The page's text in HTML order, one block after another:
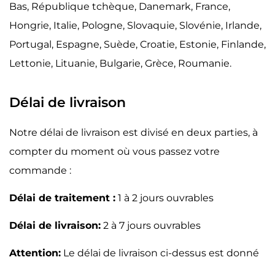
Bas, République tchèque, Danemark, France,
Hongrie, Italie, Pologne, Slovaquie, Slovénie, Irlande,
Portugal, Espagne, Suède, Croatie, Estonie, Finlande,
Lettonie, Lituanie, Bulgarie, Grèce, Roumanie.
Délai de livraison
Notre délai de livraison est divisé en deux parties, à
compter du moment où vous passez votre
commande :
Délai de traitement :1 à 2 jours ouvrables
Délai de livraison:2 à 7 jours ouvrables
Attention:Le délai de livraison ci-dessus est donné